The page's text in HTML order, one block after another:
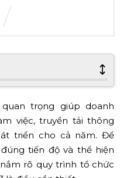
trọng giúp doanh
việc, truyền tải thông
triển cho cả năm. Để
tiến độ và thể hiện
rõ quy trình tổ chức